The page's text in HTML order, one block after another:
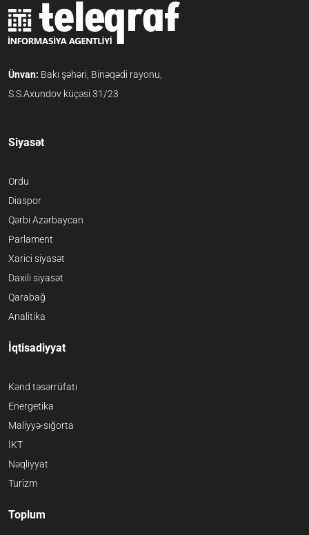
Ünvan: Bakı şəhəri, Binəqədi rayonu,
S.S.Axundov küçəsi 31/23
Siyasət
Ordu
Diaspor
Qərbi Azərbaycan
Parlament
Xarici siyasət
Daxili siyasət
Qarabağ
Analitika
İqtisadiyyat
Kənd təsərrüfatı
Energetika
Maliyyə-sığorta
İKT
Nəqliyyat
Turizm
Toplum